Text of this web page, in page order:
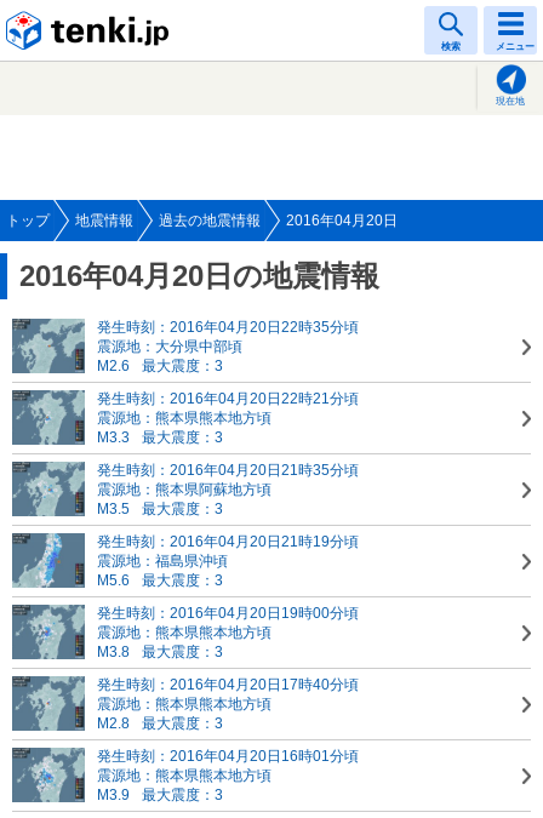
検索 メニュー
現在地
トップ 地震情報 過去の地震情報 2016年04月20日
2016年04月20日の地震情報
発生時刻：2016年04月20日22時35分頃
震源地：大分県中部頃
M2.6
最大震度：3
発生時刻：2016年04月20日22時21分頃
震源地：熊本県熊本地方頃
M3.3
最大震度：3
発生時刻：2016年04月20日21時35分頃
震源地：熊本県阿蘇地方頃
M3.5
最大震度：3
発生時刻：2016年04月20日21時19分頃
震源地：福島県沖頃
M5.6
最大震度：3
発生時刻：2016年04月20日19時00分頃
震源地：熊本県熊本地方頃
M3.8
最大震度：3
発生時刻：2016年04月20日17時40分頃
震源地：熊本県熊本地方頃
M2.8
最大震度：3
発生時刻：2016年04月20日16時01分頃
震源地：熊本県熊本地方頃
M3.9
最大震度：3